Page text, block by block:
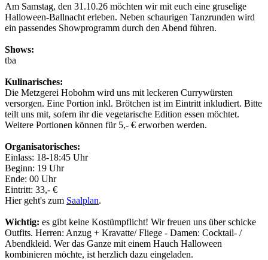
Am Samstag, den 31.10.26 möchten wir mit euch eine gruselige
Halloween-Ballnacht erleben. Neben schaurigen Tanzrunden wird
ein passendes Showprogramm durch den Abend führen.
Shows:
tba
Kulinarisches:
Die Metzgerei Hobohm wird uns mit leckeren Currywürsten
versorgen. Eine Portion inkl. Brötchen ist im Eintritt inkludiert. Bitte
teilt uns mit, sofern ihr die vegetarische Edition essen möchtet.
Weitere Portionen können für 5,- € erworben werden.
Organisatorisches:
Einlass: 18-18:45 Uhr
Beginn: 19 Uhr
Ende: 00 Uhr
Eintritt: 33,- €
Hier geht's zum Saalplan.
Wichtig: es gibt keine Kostümpflicht! Wir freuen uns über schicke
Outfits. Herren: Anzug + Kravatte/ Fliege - Damen: Cocktail- /
Abendkleid. Wer das Ganze mit einem Hauch Halloween
kombinieren möchte, ist herzlich dazu eingeladen.